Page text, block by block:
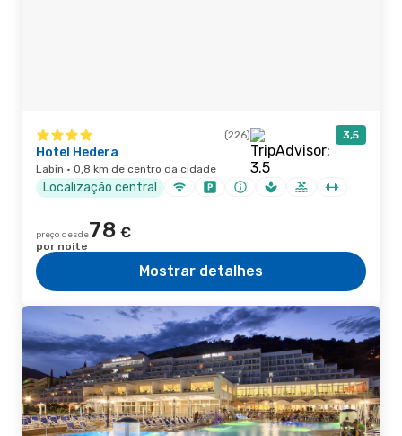
(226) 3,5
Hotel Hedera
Labin · 0,8 km de centro da cidade
Localização central
preço desde78 €
por noite
Mostrar detalhes